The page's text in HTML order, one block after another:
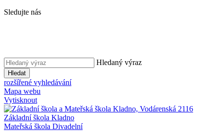
Sledujte nás
Hledaný výraz
Hledat
rozšířené vyhledávání
Mapa webu
Vytisknout
Základní škola Kladno
Mateřská škola Divadelní